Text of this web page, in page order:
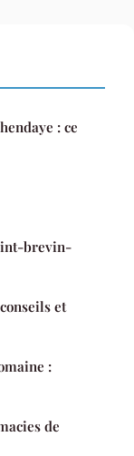
: ce
brevin-
et
:
de